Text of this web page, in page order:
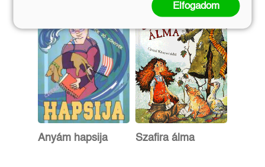
Anyám hapsija Szafira álma
Elfogadom